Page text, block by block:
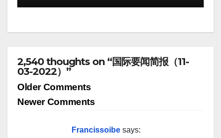
2,540 thoughts on “国际要闻简报（11-
03-2022）”
Comment
navigation
Older Comments
Newer Comments
Francissoibe says: